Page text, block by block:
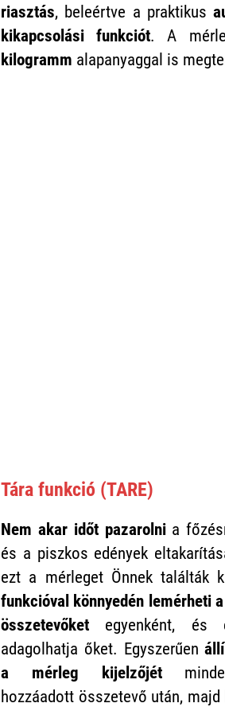
riasztás, beleértve a praktikus
kikapcsolási funkciót. A
kilogramm alapanyaggal is
Tára funkció (TARE)
Nem akar időt pazarolnia
és a piszkos edények
ezt a mérleget Önnek találták
funkcióval könnyedén lemérheti
összetevőket egyenként, és
adagolhatja őket. Egyszerűen
a mérleg kijelzőjét
hozzáadott összetevő után, majd